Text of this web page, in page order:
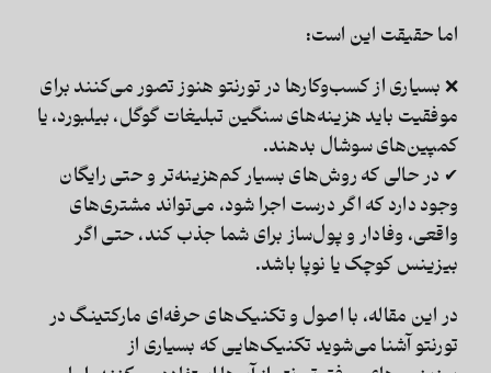
اما حقیقت این است:
❌ بسیاری از کسب‌وکارها در تورنتو هنوز تصور می‌کنند برای
موفقیت باید هزینه‌های سنگین تبلیغات گوگل، بیلبورد، یا
کمپین‌های سوشال بدهند.
✔ در حالی که روش‌های بسیارکم‌هزینه‌تر و حتی رایگان
وجود دارد که اگر درست اجرا شود، می‌تواند مشتری‌های
واقعی، وفادار و پول‌ساز برای شما جذب کند، حتی اگر
بیزینس کوچک یا نوپا باشد.
در این مقاله، با اصول و تکنیک‌های حرفه‌ای مارکتینگ در
تورنتو آشنا می‌شوید تکنیک‌هایی که بسیاری از